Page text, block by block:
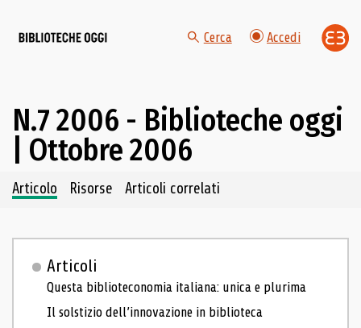
Cerca Accedi
N.7 2006 - Biblioteche oggi
| Ottobre 2006
Navigazione dei contenuti del fascicolo
Articolo Risorse Articoli correlati
Articoli
Questa biblioteconomia italiana: unica e plurima
Il solstizio dell’innovazione in biblioteca